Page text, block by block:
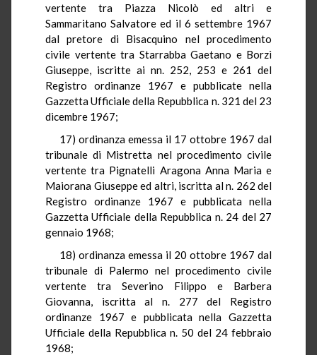
vertente tra Piazza Nicolò ed altri e
Sammaritano Salvatore ed il 6 settembre 1967
dal pretore di Bisacquino nel procedimento
civile vertente tra Starrabba Gaetano e Borzì
Giuseppe, iscritte ai nn. 252, 253 e 261 del
Registro ordinanze 1967 e pubblicate nella
Gazzetta Ufficiale della Repubblica n. 321 del 23
dicembre 1967;
17) ordinanza emessa il 17 ottobre 1967 dal
tribunale di Mistretta nel procedimento civile
vertente tra Pignatelli Aragona Anna Maria e
Maiorana Giuseppe ed altri, iscritta al n. 262 del
Registro ordinanze 1967 e pubblicata nella
Gazzetta Ufficiale della Repubblica n. 24 del 27
gennaio 1968;
18) ordinanza emessa il 20 ottobre 1967 dal
tribunale di Palermo nel procedimento civile
vertente tra Severino Filippo e Barbera
Giovanna, iscritta al n. 277 del Registro
ordinanze 1967 e pubblicata nella Gazzetta
Ufficiale della Repubblica n. 50 del 24 febbraio
1968;